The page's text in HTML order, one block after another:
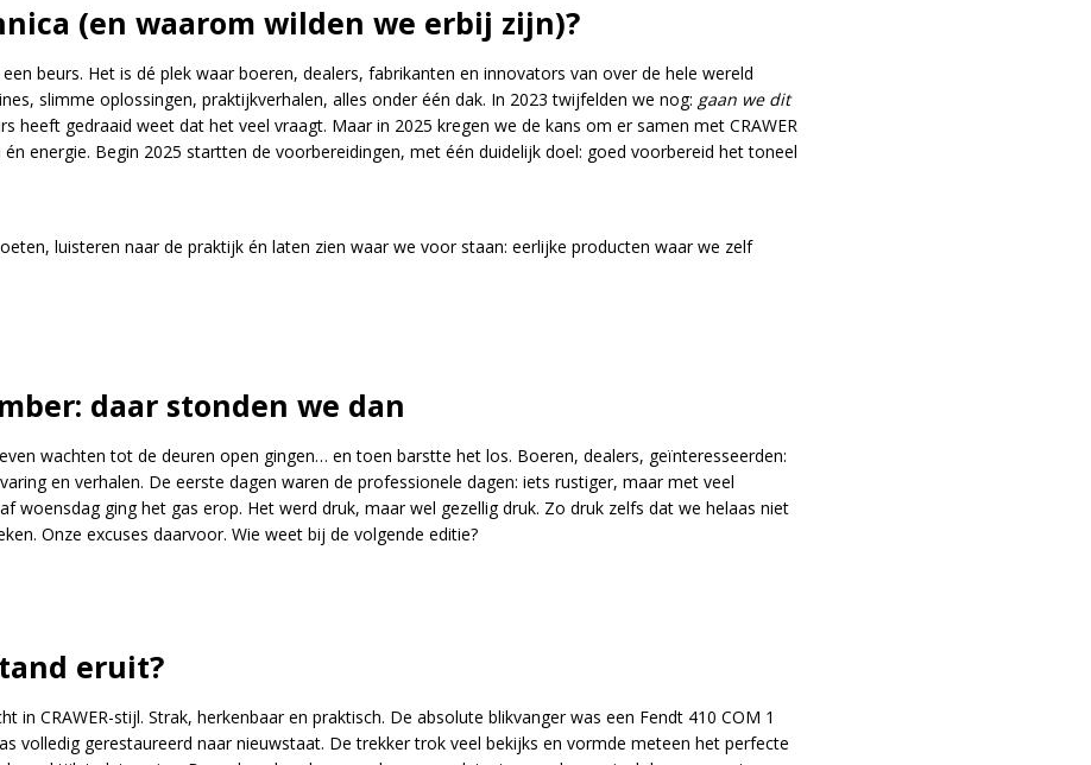
(en waarom wilden we erbij zijn)?
beurs. Het is dé plek waar boeren, dealers, fabrikanten en innovators van over de hele wereld
slimme oplossingen, praktijkverhalen, alles onder één dak. In 2023 twijfelden we nog: gaan we dit
heeft gedraaid weet dat het veel vraagt. Maar in 2025 kregen we de kans om er samen met CRAWER
energie. Begin 2025 startten de voorbereidingen, met één duidelijk doel: goed voorbereid het toneel
luisteren naar de praktijk én laten zien waar we voor staan: eerlijke producten waar we zelf
daar stonden we dan
wachten tot de deuren open gingen… en toen barstte het los. Boeren, dealers, geïnteresseerden:
en verhalen. De eerste dagen waren de professionele dagen: iets rustiger, maar met veel
woensdag ging het gas erop. Het werd druk, maar wel gezellig druk. Zo druk zelfs dat we helaas niet
Onze excuses daarvoor. Wie weet bij de volgende editie?
eruit?
in CRAWER-stijl. Strak, herkenbaar en praktisch. De absolute blikvanger was een Fendt 410 COM 1
volledig gerestaureerd naar nieuwstaat. De trekker trok veel bekijks en vormde meteen het perfecte